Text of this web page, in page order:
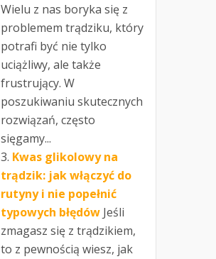
Wielu z nas boryka się z
problemem trądziku, który
potrafi być nie tylko
uciążliwy, ale także
frustrujący. W
poszukiwaniu skutecznych
rozwiązań, często
sięgamy...
Kwas glikolowy na
trądzik: jak włączyć do
rutyny i nie popełnić
typowych błędów Jeśli
zmagasz się z trądzikiem,
to z pewnością wiesz, jak